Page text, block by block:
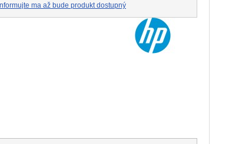
ma až bude produkt dostupný